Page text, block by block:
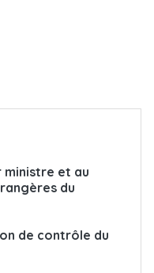
ministre et au
du
de contrôle du